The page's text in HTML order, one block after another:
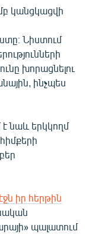
կանցկացվի
Նիստում
խորացնելու
ինչպես
նաև երկկողմ
իր հերթին
պալատում